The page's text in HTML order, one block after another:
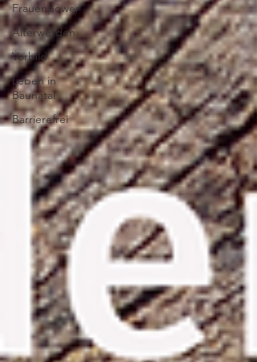
Frauenpower
Älterwerden
Vorbild
Leben in
Baunatal
Barrierefrei